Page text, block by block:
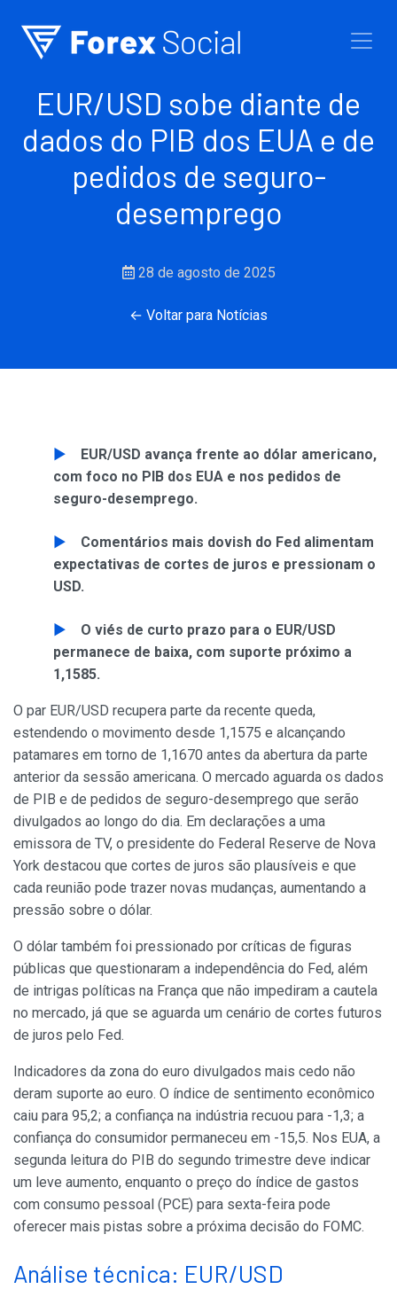
EUR/USD sobe diante de
dados do PIB dos EUA e de
pedidos de seguro-
desemprego
28 de agosto de 2025
← Voltar para Notícias
EUR/USD avança frente ao dólar americano,
com foco no PIB dos EUA e nos pedidos de
seguro-desemprego.
Comentários mais dovish do Fed alimentam
expectativas de cortes de juros e pressionam o
USD.
O viés de curto prazo para o EUR/USD
permanece de baixa, com suporte próximo a
1,1585.
O par EUR/USD recupera parte da recente queda,
estendendo o movimento desde 1,1575 e alcançando
patamares em torno de 1,1670 antes da abertura da parte
anterior da sessão americana. O mercado aguarda os dados
de PIB e de pedidos de seguro-desemprego que serão
divulgados ao longo do dia. Em declarações a uma
emissora de TV, o presidente do Federal Reserve de Nova
York destacou que cortes de juros são plausíveis e que
cada reunião pode trazer novas mudanças, aumentando a
pressão sobre o dólar.
O dólar também foi pressionado por críticas de figuras
públicas que questionaram a independência do Fed, além
de intrigas políticas na França que não impediram a cautela
no mercado, já que se aguarda um cenário de cortes futuros
de juros pelo Fed.
Indicadores da zona do euro divulgados mais cedo não
deram suporte ao euro. O índice de sentimento econômico
caiu para 95,2; a confiança na indústria recuou para -1,3; a
confiança do consumidor permaneceu em -15,5. Nos EUA, a
segunda leitura do PIB do segundo trimestre deve indicar
um leve aumento, enquanto o preço do índice de gastos
com consumo pessoal (PCE) para sexta-feira pode
oferecer mais pistas sobre a próxima decisão do FOMC.
Análise técnica: EUR/USD